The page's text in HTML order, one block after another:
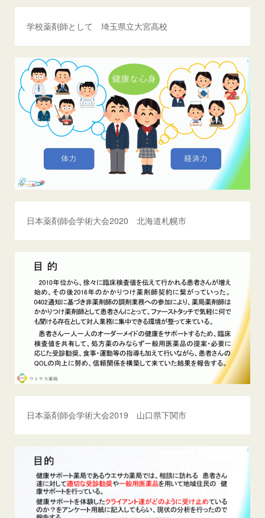
学校薬剤師として 埼玉県立大宮高校
日本薬剤師会学術大会2020 北海道札幌市
日本薬剤師会学術大会2019 山口県下関市